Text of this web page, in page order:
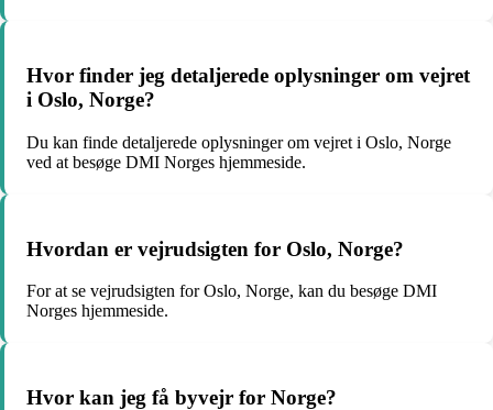
Hvor finder jeg detaljerede oplysninger om vejret
i Oslo, Norge?
Du kan finde detaljerede oplysninger om vejret i Oslo, Norge
ved at besøge DMI Norges hjemmeside.
Hvordan er vejrudsigten for Oslo, Norge?
For at se vejrudsigten for Oslo, Norge, kan du besøge DMI
Norges hjemmeside.
Hvor kan jeg få byvejr for Norge?